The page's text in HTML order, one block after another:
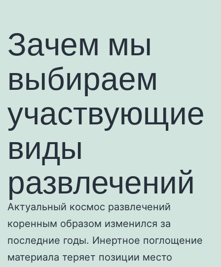
Зачем мы
выбираем
участвующие
виды
развлечений
Актуальный космос развлечений
коренным образом изменился за
последние годы. Инертное поглощение
материала теряет позиции место